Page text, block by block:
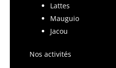
Lattes
Mauguio
Jacou
Nos activités